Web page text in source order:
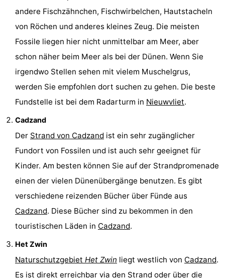
andere Fischzähnchen, Fischwirbelchen, Hautstacheln
von Röchen und anderes kleines Zeug. Die meisten
Fossile liegen hier nicht unmittelbar am Meer, aber
schon näher beim Meer als bei der Dünen. Wenn Sie
irgendwo Stellen sehen mit vielem Muschelgrus,
werden Sie empfohlen dort suchen zu gehen. Die beste
Fundstelle ist bei dem Radarturm in Nieuwvliet.
Cadzand
Der Strand von Cadzand ist ein sehr zugänglicher
Fundort von Fossilen und ist auch sehr geeignet für
Kinder. Am besten können Sie auf der Strandpromenade
einen der vielen Dünenübergänge benutzen. Es gibt
verschiedene reizenden Bücher über Fünde aus
Cadzand. Diese Bücher sind zu bekommen in den
touristischen Läden in Cadzand.
Het Zwin
Naturschutzgebiet Het Zwin liegt westlich von Cadzand.
Es ist direkt erreichbar via den Strand oder über die